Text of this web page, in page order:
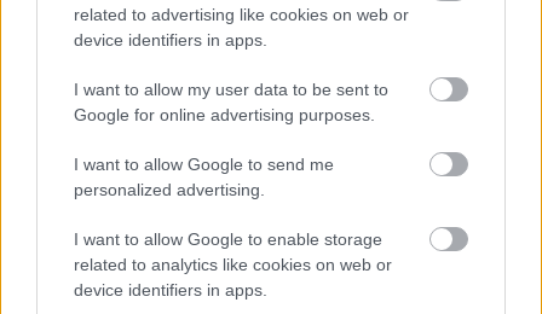
related to advertising like cookies on web or
device identifiers in apps.
I want to allow my user data to be sent to
Google for online advertising purposes.
I want to allow Google to send me
personalized advertising.
I want to allow Google to enable storage
related to analytics like cookies on web or
device identifiers in apps.